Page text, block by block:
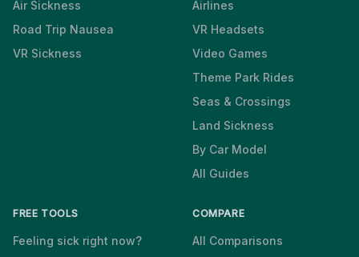
Air Sickness
Road Trip Nausea
VR Sickness
Airlines
VR Headsets
Video Games
Theme Park Rides
Seas & Crossings
Land Sickness
By Car Model
All Guides
FREE TOOLS
Feeling sick right now?
COMPARE
All Comparisons